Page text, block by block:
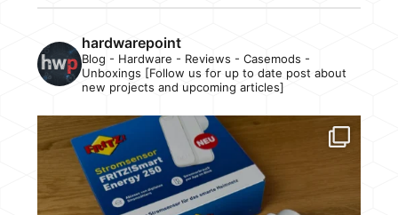
hardwarepoint
Blog - Hardware - Reviews - Casemods -
Unboxings [Follow us for up to date post about
new projects and upcoming articles]